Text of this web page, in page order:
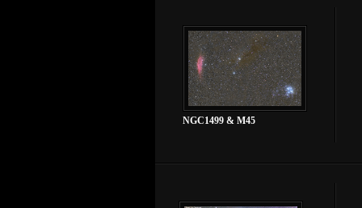
NGC1499 & M45